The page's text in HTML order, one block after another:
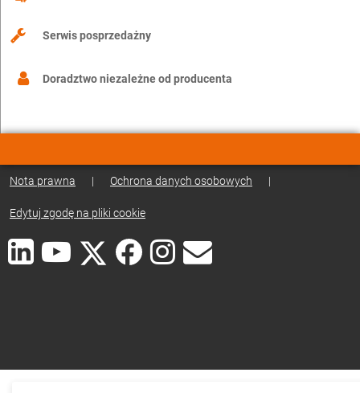
Serwis posprzedażny
Doradztwo niezależne od producenta
Nota prawna | Ochrona danych osobowych |
Edytuj zgodę na pliki cookie